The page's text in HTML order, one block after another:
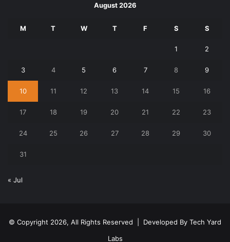
August 2026
M T W T F S S
1 2
3 4 5 6 7 8 9
10 11 12 13 14 15 16
17 18 19 20 21 22 23
24 25 26 27 28 29 30
31
« Jul
© Copyright 2026, All Rights Reserved | Developed By Tech Yard
Labs